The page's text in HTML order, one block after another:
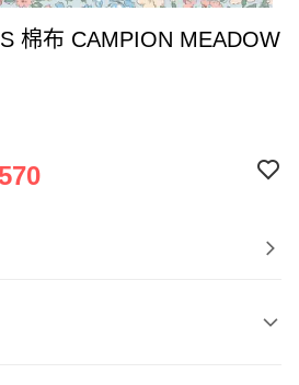
棉布 CAMPION MEADOW